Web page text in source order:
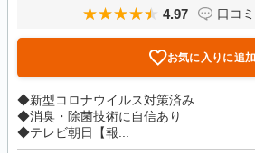
4.97 口コ
お気に入りに追加
◆新型コロナウイルス対策済み
◆消臭・除菌技術に自信あり
◆テレビ朝日【報...